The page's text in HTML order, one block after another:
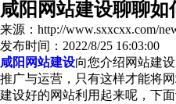
咸阳网站建设聊聊
来源：http://www.sxxcxx.com/
发布时间：2022/8/25 16:03:00
咸阳网站建设向您介绍网站建
推广与运营，只有这样才能将
建设好的网站利用起来呢，下